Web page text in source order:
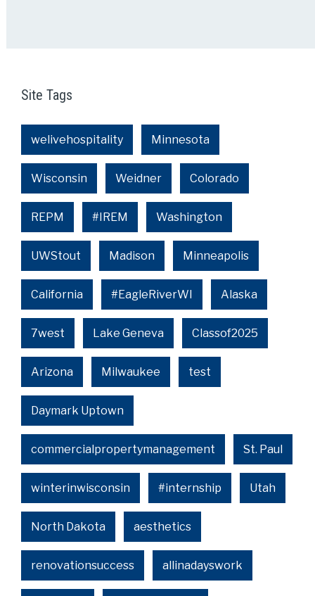
Site Tags
welivehospitality Minnesota
Wisconsin Weidner Colorado
REPM #IREM Washington
UWStout Madison Minneapolis
California #EagleRiverWI Alaska
7west Lake Geneva Classof2025
Arizona Milwaukee test
Daymark Uptown
commercialpropertymanagement St. Paul
winterinwisconsin #internship Utah
North Dakota aesthetics
renovationsuccess allinadayswork